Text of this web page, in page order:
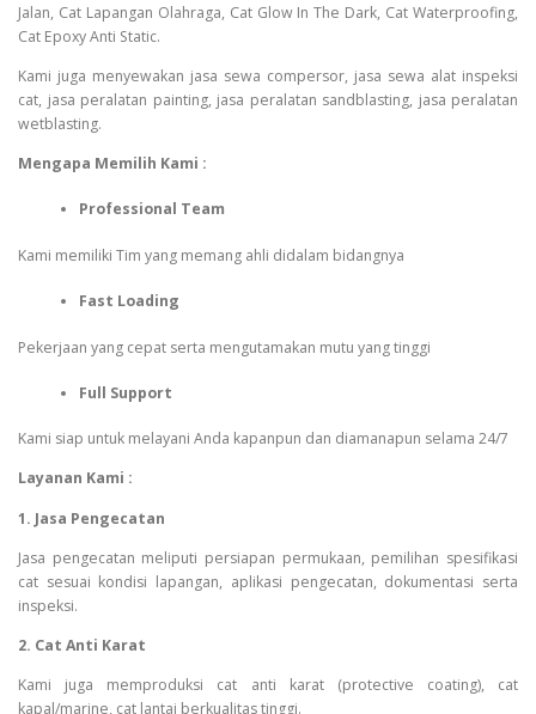
Jalan, Cat Lapangan Olahraga, Cat Glow In The Dark, Cat Waterproofing,
Cat Epoxy Anti Static.
Kami juga menyewakan jasa sewa compersor, jasa sewa alat inspeksi
cat, jasa peralatan painting, jasa peralatan sandblasting, jasa peralatan
wetblasting.
Mengapa Memilih Kami :
Professional Team
Kami memiliki Tim yang memang ahli didalam bidangnya
Fast Loading
Pekerjaan yang cepat serta mengutamakan mutu yang tinggi
Full Support
Kami siap untuk melayani Anda kapanpun dan diamanapun selama 24/7
Layanan Kami :
1. Jasa Pengecatan
Jasa pengecatan meliputi persiapan permukaan, pemilihan spesifikasi
cat sesuai kondisi lapangan, aplikasi pengecatan, dokumentasi serta
inspeksi.
2. Cat Anti Karat
Kami juga memproduksi cat anti karat (protective coating), cat
kapal/marine, cat lantai berkualitas tinggi.